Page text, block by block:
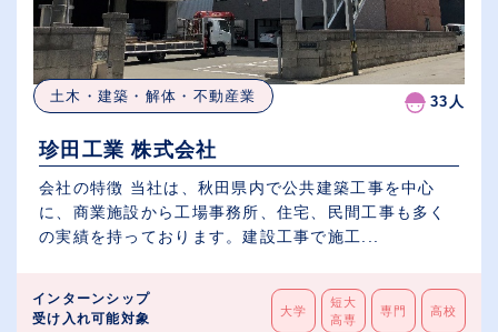
土木・建築・解体・不動産業 33人
珍田工業 株式会社
会社の特徴 当社は、秋田県内で公共建築工事を中心
に、商業施設から工場事務所、住宅、民間工事も多く
の実績を持っております。建設工事で施工...
インターンシップ
受け入れ可能対象
大学
短大
高専
専門 高校